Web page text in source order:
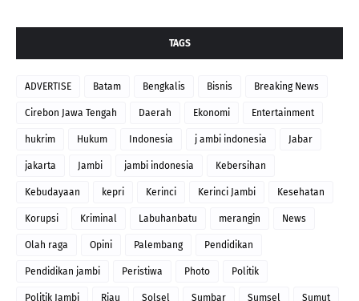
TAGS
ADVERTISE Batam Bengkalis Bisnis Breaking News
Cirebon Jawa Tengah Daerah Ekonomi Entertainment
hukrim Hukum Indonesia j ambi indonesia Jabar
jakarta Jambi jambi indonesia Kebersihan
Kebudayaan kepri Kerinci Kerinci Jambi Kesehatan
Korupsi Kriminal Labuhanbatu merangin News
Olah raga Opini Palembang Pendidikan
Pendidikan jambi Peristiwa Photo Politik
Politik Jambi Riau Solsel Sumbar Sumsel Sumut